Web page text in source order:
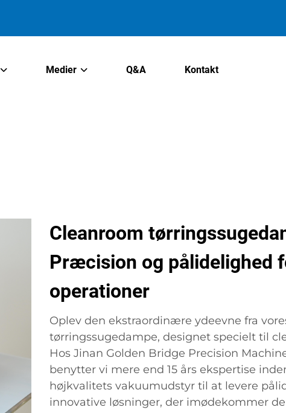
Medier Q&A Kontakt
Cleanroom
Præcision og pålidelighed
operationer
Oplev den ekstraordinære ydeevne fra
tørringssugedampe, designet specielt til
Hos Jinan Golden Bridge Precision
benytter vi mere end 15 års ekspertise
højkvalitets vakuumudstyr til at levere
innovative løsninger, der imødekommer